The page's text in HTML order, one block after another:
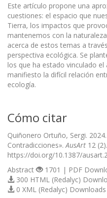
Este artículo propone una
cuestiones: el espacio que
Tierra, los impactos que
mantenemos con la
acerca de estos temas a
perspectiva ecológica. Se
los que ha estado vinculado
manifiesto la difícil relación
ecología.
Cómo citar
Quiñonero Ortuño, Sergi.
Contradicciones».AusArt 12 (2).
https://doi.org/10.1387/
Abstract
1701 | PDF
300 HTML (Redalyc)
0 XML (Redalyc) Downloads